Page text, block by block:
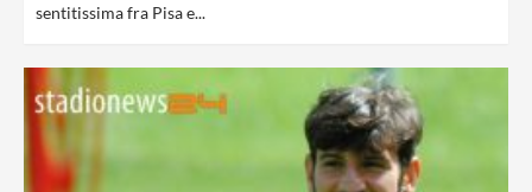
sentitissima fra Pisa e...